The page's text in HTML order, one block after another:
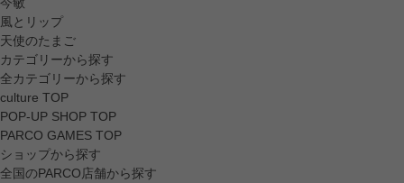
風とリップ
天使のたまご
カテゴリーから探す
全カテゴリーから探す
culture TOP
POP-UP SHOP TOP
PARCO GAMES TOP
ショップから探す
全国のPARCO店舗から探す